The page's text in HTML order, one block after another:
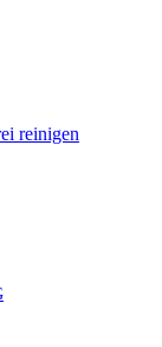
reinigen